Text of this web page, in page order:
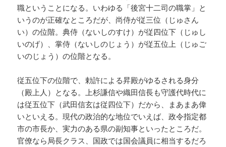
職ということになる。いわゆる「後宮十二司の職掌」と
いうのが正確なところだが、尚侍が従三位（じゅさん
い）の位階。典侍（ないしのすけ）が従四位下（じゅし
いのげ）、掌侍（ないしのじょう）が従五位上（じゅご
いのじょう）の位階となる。
従五位下の位階で、勅許による昇殿がゆるされる身分
（殿上人）となる。上杉謙信や織田信長も守護代時代に
は従五位下（武田信玄は従四位下）だから、まあまあ偉
いといえる。現代の政治的な地位でいえば、政令指定都
市の市長か、実力のある県の副知事といったところだ。
官僚なら局長クラス、国政では国会議員に相当するだろ